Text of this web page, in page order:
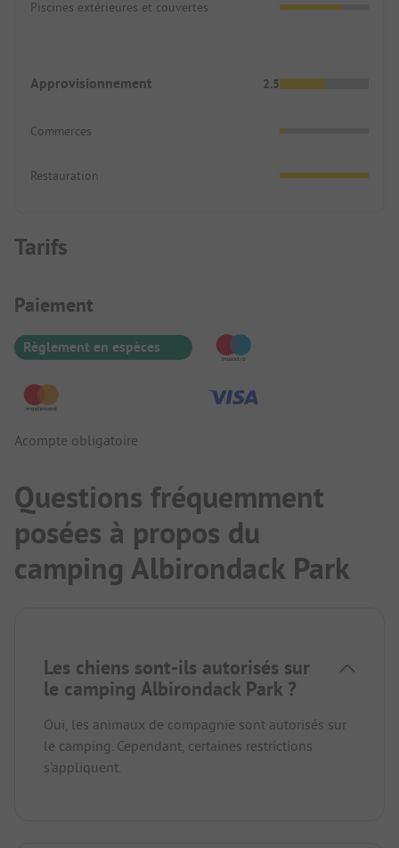
Piscines extérieures et couvertes
Approvisionnement 2.5
Commerces
Restauration
Tarifs
Informations de paiement
Paiement
Règlement en espèces
Acompte obligatoire
Questions fréquemment
posées à propos du
camping Albirondack Park
Les chiens sont-ils autorisés sur
le camping Albirondack Park ?
Oui, les animaux de compagnie sont autorisés sur
le camping. Cependant, certaines restrictions
s'appliquent.